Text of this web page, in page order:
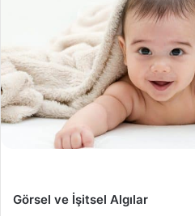
Görsel ve İşitsel Algılar